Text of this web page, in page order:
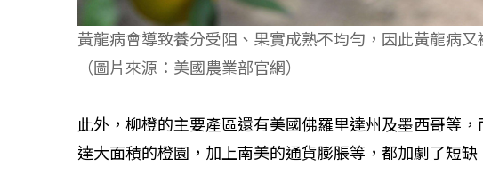
黃龍病會導致養分受阻、果實成熟不均勻，因此黃龍病
（圖片來源：美國農業部官網）
此外，柳橙的主要產區還有美國佛羅里達州及墨西哥等
達大面積的橙園，加上南美的通貨膨脹等，都加劇了短缺